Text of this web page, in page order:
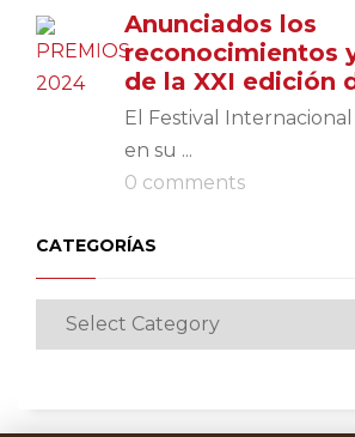
Anunciados los
reconocimientos
de la XXI edición
El Festival Internacional
en su ...
0 comments
CATEGORÍAS